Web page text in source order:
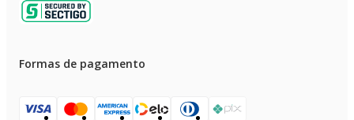
Formas de pagamento